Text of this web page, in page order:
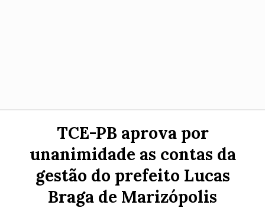
TCE-PB aprova por
unanimidade as contas da
gestão do prefeito Lucas
Braga de Marizópolis